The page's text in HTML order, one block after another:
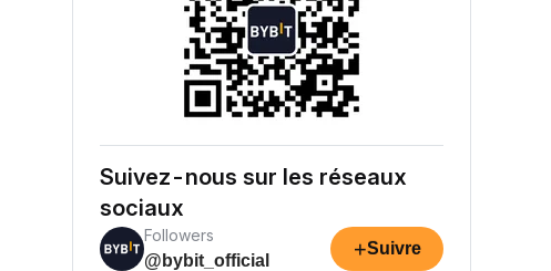
Suivez-nous sur les réseaux
sociaux
Followers
@bybit_official
+Suivre